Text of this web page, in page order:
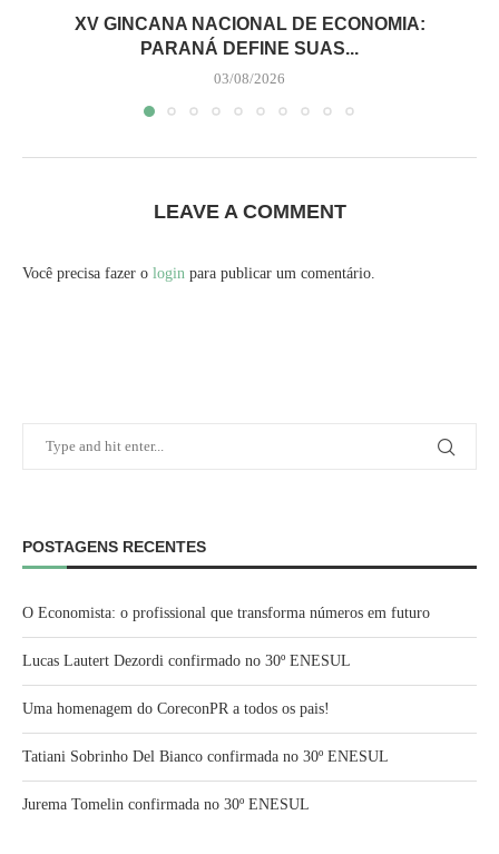
XV GINCANA NACIONAL DE ECONOMIA:
PARANÁ DEFINE SUAS...
03/08/2026
LEAVE A COMMENT
Você precisa fazer o login para publicar um comentário.
POSTAGENS RECENTES
O Economista: o profissional que transforma números em futuro
Lucas Lautert Dezordi confirmado no 30º ENESUL
Uma homenagem do CoreconPR a todos os pais!
Tatiani Sobrinho Del Bianco confirmada no 30º ENESUL
Jurema Tomelin confirmada no 30º ENESUL